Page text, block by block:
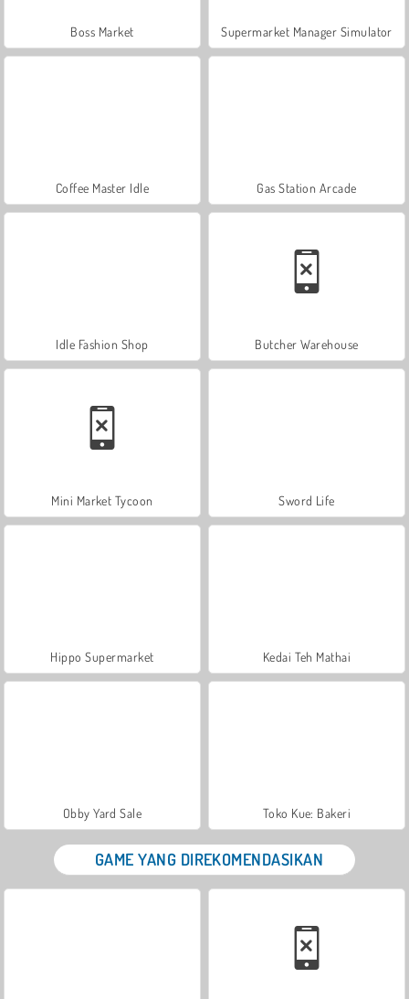
Boss Market Supermarket Manager Simulator
Coffee Master Idle Gas Station Arcade
Idle Fashion Shop Butcher Warehouse
Mini Market Tycoon Sword Life
Hippo Supermarket Kedai Teh Mathai
Obby Yard Sale Toko Kue: Bakeri
GAME YANG DIREKOMENDASIKAN